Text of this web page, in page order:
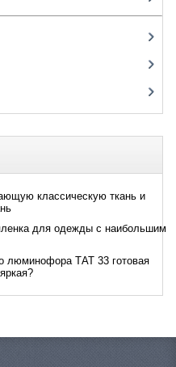
классическую ткань и
для одежды с наибольшим
люминофора ТАТ 33 готовая